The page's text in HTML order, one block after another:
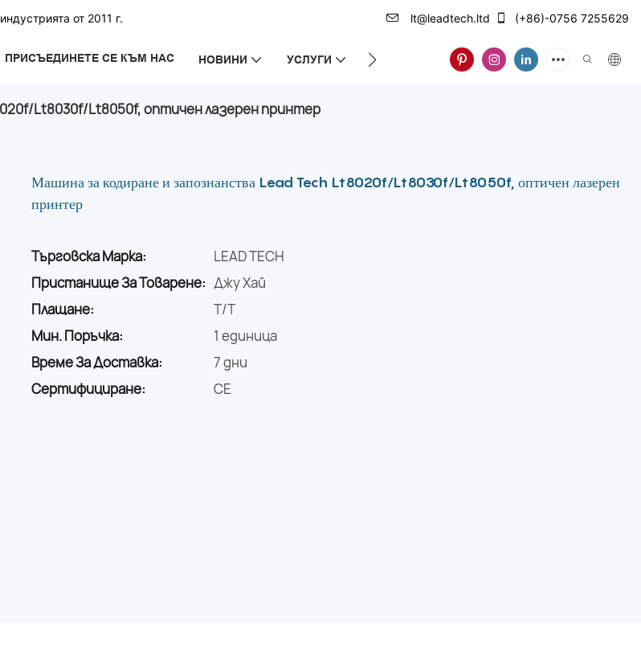
от 2011 г. lt@leadtech.ltd (+86)-0756 7255629
ПРИСЪЕДИНЕТЕ СЕ КЪМ НАС НОВИНИ УСЛУГИ ЗА НАС
Lt8030f/Lt8050f, оптичен лазерен принтер
Машина за кодиране и запознанства Lead Tech Lt8020f/Lt8030f/Lt8050f, оптичен лазерен
принтер
Търговска Марка:
LEAD TECH
Пристанище За Товарене: Джу Хай
Плащане:
T/T
Мин. Поръчка:
1 единица
Време За Доставка:
7 дни
Сертифициране:
CE